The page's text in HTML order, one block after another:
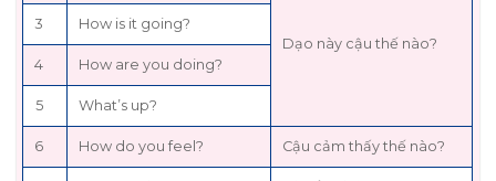
Dạo này cậu thế nào?
3 How is it going?
4 How are you doing?
5 What’s up?
6 How do you feel? Cậu cảm thấy thế nào?